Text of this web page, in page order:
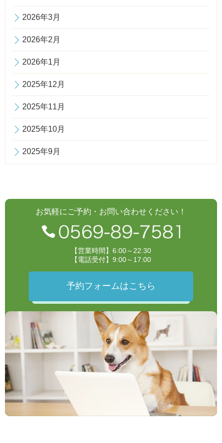
2026年3月
2026年2月
2026年1月
2025年12月
2025年11月
2025年10月
2025年9月
お気軽にご予約・お問い合わせください！
【営業時間】6:00～22:30
【電話受付】9:00～17:00
予約フォームはこちら